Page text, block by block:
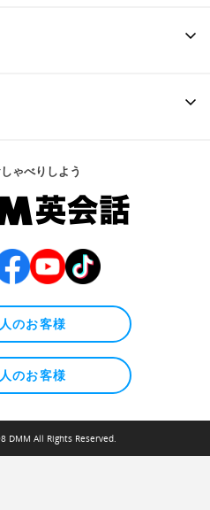
ゃべりしよう
のお客様
のお客様
DMM All Rights Reserved.